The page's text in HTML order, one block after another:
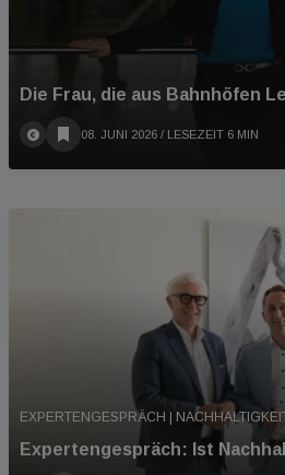
Die Frau, die aus Bahnhöfen
08. JUNI 2026 / LESEZEIT 6 MIN
EXPERTENGESPRÄCH |
Expertengespräch: Ist